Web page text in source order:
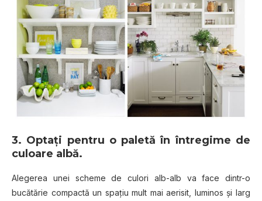
3. Optaţi pentru o paletă în întregime de
culoare albă.
Alegerea unei scheme de culori alb-alb va face dintr-o
bucătărie compactă un spaţiu mult mai aerisit, luminos și larg